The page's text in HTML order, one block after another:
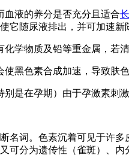
血液的养分是否充分且适合
它随尿液排出，并可加速
学物质及铅等重金属，若
黑色素合成加速，导致肤色
是在孕期）由于孕激素刺
名词。色素沉着可见于许
可分为遗传性（雀斑）、